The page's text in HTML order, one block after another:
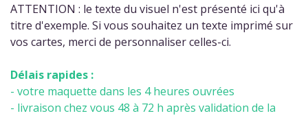
ATTENTION : le texte du visuel n'est présenté ici qu'à
titre d'exemple. Si vous souhaitez un texte imprimé sur
vos cartes, merci de personnaliser celles-ci.
Délais rapides :
- votre maquette dans les 4 heures ouvrées
- livraison chez vous 48 à 72 h après validation de la